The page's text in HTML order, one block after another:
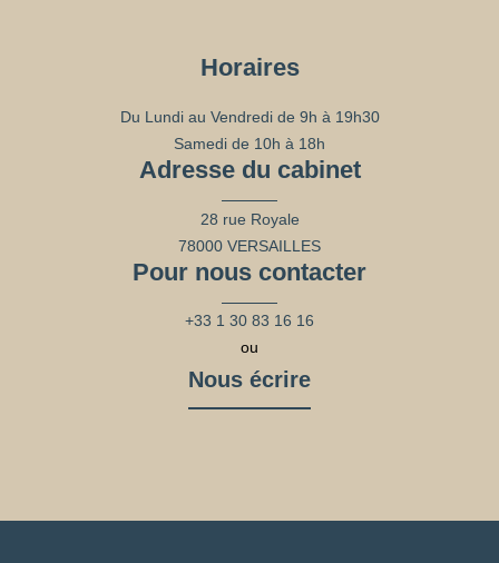
Horaires
Du Lundi au Vendredi de 9h à 19h30
Samedi de 10h à 18h
Adresse du cabinet
28 rue Royale
78000 VERSAILLES
Pour nous contacter
+33 1 30 83 16 16
ou
Nous écrire